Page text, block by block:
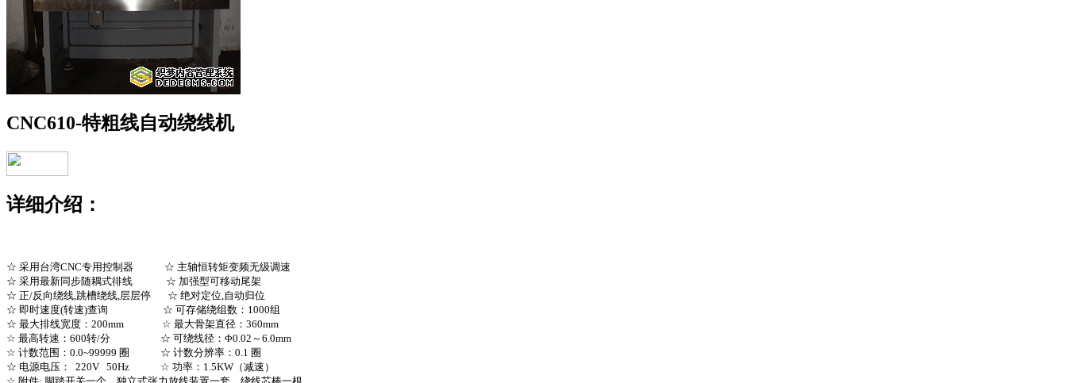
CNC610-特粗线自动绕线机
详细介绍：
☆ 采用台湾CNC专用控制器 ☆ 主轴恒转矩变频无级调速
☆ 采用最新同步随耦式徘线 ☆ 加强型可移动尾架
☆ 正/反向绕线,跳槽绕线,层层停 ☆ 绝对定位,自动归位
☆ 即时速度(转速)查询 ☆ 可存储绕组数：1000组
☆ 最大排线宽度：200mm ☆ 最大骨架直径：360mm
☆ 最高转速：600转/分 ☆ 可绕线径：Φ0.02～6.0mm
☆ 计数范围：0.0~99999 圈 ☆ 计数分辨率：0.1 圈
☆ 电源电压： 220V 50Hz ☆ 功率：1.5KW（减速）